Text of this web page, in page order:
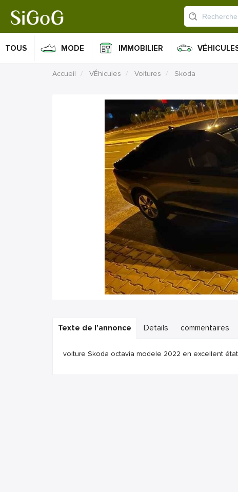
TOUS MODE IMMOBILIER
Accueil VÉhicules Voitures Skoda
Texte de l'annonce Details commentaires
voiture Skoda octavia modele 2022 en excellent